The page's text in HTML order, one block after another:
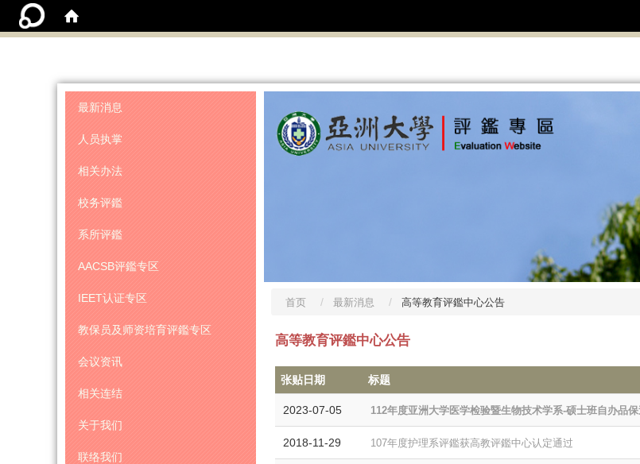
最新消息
人员执掌
相关办法
校务评鑑
系所评鑑
AACSB评鑑专区
IEET认证专区
教保员及师资培育评鑑专区
会议资讯
相关连结
关于我们
联络我们
首页 最新消息 高等教育评鑑中心公告
高等教育评鑑中心公告
张贴日期 标题
2023-07-05 112年度亚洲大学医学检验暨生物技术学系-硕士班自办品
2018-11-29 107年度护理系评鑑获高教评鑑中心认定通过